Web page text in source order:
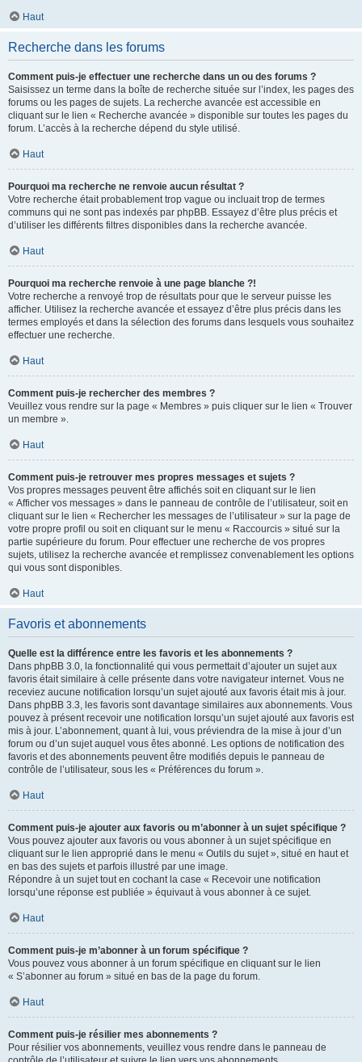
Haut
Recherche dans les forums
Comment puis-je effectuer une recherche dans un ou des forums ?
Saisissez un terme dans la boîte de recherche située sur l’index, les pages des
forums ou les pages de sujets. La recherche avancée est accessible en
cliquant sur le lien « Recherche avancée » disponible sur toutes les pages du
forum. L’accès à la recherche dépend du style utilisé.
Haut
Pourquoi ma recherche ne renvoie aucun résultat ?
Votre recherche était probablement trop vague ou incluait trop de termes
communs qui ne sont pas indexés par phpBB. Essayez d’être plus précis et
d’utiliser les différents filtres disponibles dans la recherche avancée.
Haut
Pourquoi ma recherche renvoie à une page blanche ?!
Votre recherche a renvoyé trop de résultats pour que le serveur puisse les
afficher. Utilisez la recherche avancée et essayez d’être plus précis dans les
termes employés et dans la sélection des forums dans lesquels vous souhaitez
effectuer une recherche.
Haut
Comment puis-je rechercher des membres ?
Veuillez vous rendre sur la page « Membres » puis cliquer sur le lien « Trouver
un membre ».
Haut
Comment puis-je retrouver mes propres messages et sujets ?
Vos propres messages peuvent être affichés soit en cliquant sur le lien
« Afficher vos messages » dans le panneau de contrôle de l’utilisateur, soit en
cliquant sur le lien « Rechercher les messages de l’utilisateur » sur la page de
votre propre profil ou soit en cliquant sur le menu « Raccourcis » situé sur la
partie supérieure du forum. Pour effectuer une recherche de vos propres
sujets, utilisez la recherche avancée et remplissez convenablement les options
qui vous sont disponibles.
Haut
Favoris et abonnements
Quelle est la différence entre les favoris et les abonnements ?
Dans phpBB 3.0, la fonctionnalité qui vous permettait d’ajouter un sujet aux
favoris était similaire à celle présente dans votre navigateur internet. Vous ne
receviez aucune notification lorsqu’un sujet ajouté aux favoris était mis à jour.
Dans phpBB 3.3, les favoris sont davantage similaires aux abonnements. Vous
pouvez à présent recevoir une notification lorsqu’un sujet ajouté aux favoris est
mis à jour. L’abonnement, quant à lui, vous préviendra de la mise à jour d’un
forum ou d’un sujet auquel vous êtes abonné. Les options de notification des
favoris et des abonnements peuvent être modifiés depuis le panneau de
contrôle de l’utilisateur, sous les « Préférences du forum ».
Haut
Comment puis-je ajouter aux favoris ou m’abonner à un sujet spécifique ?
Vous pouvez ajouter aux favoris ou vous abonner à un sujet spécifique en
cliquant sur le lien approprié dans le menu « Outils du sujet », situé en haut et
en bas des sujets et parfois illustré par une image.
Répondre à un sujet tout en cochant la case « Recevoir une notification
lorsqu’une réponse est publiée » équivaut à vous abonner à ce sujet.
Haut
Comment puis-je m’abonner à un forum spécifique ?
Vous pouvez vous abonner à un forum spécifique en cliquant sur le lien
« S’abonner au forum » situé en bas de la page du forum.
Haut
Comment puis-je résilier mes abonnements ?
Pour résilier vos abonnements, veuillez vous rendre dans le panneau de